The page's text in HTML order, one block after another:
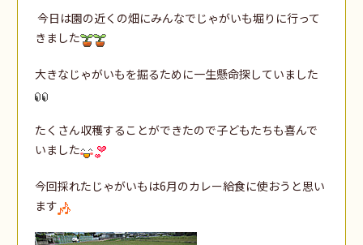
今日は園の近くの畑にみんなでじゃがいも堀りに行って
きました
大きなじゃがいもを掘るために一生懸命探していました
たくさん収穫することができたので子どもたちも喜んで
いました
今回採れたじゃがいもは6月のカレー給食に使おうと思い
ます